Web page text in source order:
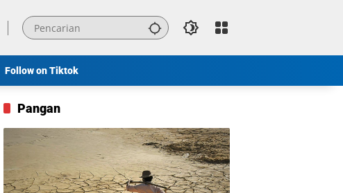
Follow on Tiktok
Pangan